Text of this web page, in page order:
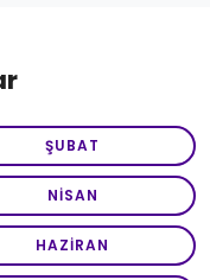
ŞUBAT
NISAN
HAZIRAN